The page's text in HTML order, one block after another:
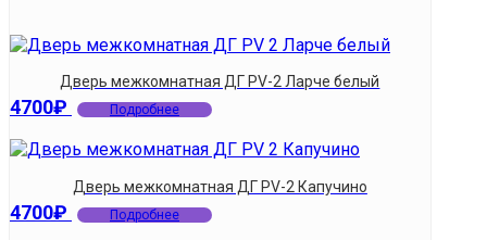
Дверь межкомнатная ДГ PV-2 Ларче белый
4700₽ Подробнее
Дверь межкомнатная ДГ PV-2 Капучино
4700₽ Подробнее